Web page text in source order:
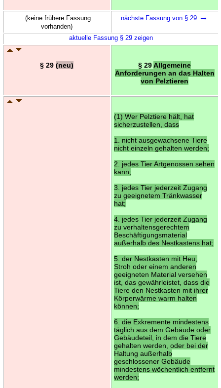
(keine frühere Fassung
vorhanden)
nächste Fassung von § 29 →
aktuelle Fassung § 29 zeigen
§ 29 (neu) § 29Allgemeine
Anforderungen an das Halten
von Pelztieren
(1) Wer Pelztiere hält, hat
sicherzustellen, dass
1. nicht ausgewachsene Tiere
nicht einzeln gehalten werden;
2. jedes Tier Artgenossen sehen
kann;
3. jedes Tier jederzeit Zugang
zu geeignetem Tränkwasser
hat;
4. jedes Tier jederzeit Zugang
zu verhaltensgerechtem
Beschäftigungsmaterial
außerhalb des Nestkastens hat;
5. der Nestkasten mit Heu,
Stroh oder einem anderen
geeigneten Material versehen
ist, das gewährleistet, dass die
Tiere den Nestkasten mit ihrer
Körperwärme warm halten
können;
6. die Exkremente mindestens
täglich aus dem Gebäude oder
Gebäudeteil, in dem die Tiere
gehalten werden, oder bei der
Haltung außerhalb
geschlossener Gebäude
mindestens wöchentlich entfernt
werden;